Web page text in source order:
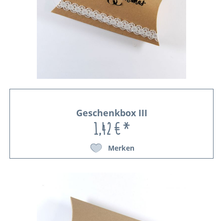
Geschenkbox III
1,42 € *
Merken